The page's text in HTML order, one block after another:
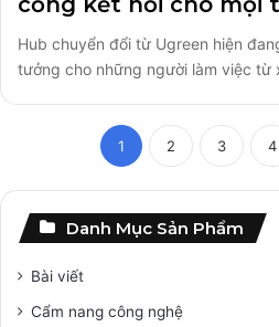
Hub chuyển đổi từ Ugreen hiện
tưởng cho những người làm việc từ
1 2 3 4
Danh Mục Sản Phẩm
Bài viết
Cẩm nang công nghệ